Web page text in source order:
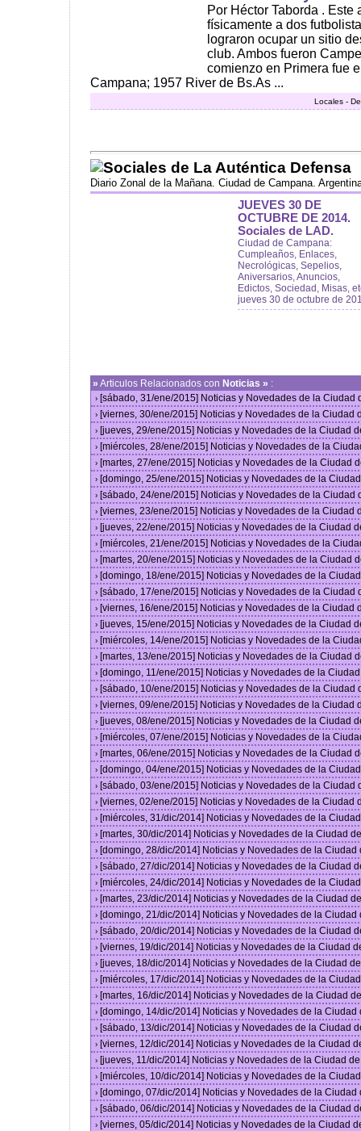
Por Héctor Taborda .
físicamente a dos
lograron ocupar un sitio
club. Ambos fueron
comienzo en Primera fue
Campana; 1957 River de Bs.As ...
Locales -
Sociales de La Auténtica Defensa
Diario Zonal de la Mañana. Ciudad de Campana.
JUEVES 30 DE
OCTUBRE DE 2014.
Sociales de LAD.
Ciudad de Campana:
Cumpleaños, Enlaces,
Necrológicas, Sepelios,
Aniversarios, Anuncios,
Edictos, Sociedad, Misas,
jueves 30 de octubre de
» Articulos Relacionados con Noticias » :
› [sábado, 31/ene/2015] Noticias y Novedades de la Ciudad
› [viernes, 30/ene/2015] Noticias y Novedades de la Ciudad
› [jueves, 29/ene/2015] Noticias y Novedades de la Ciudad
› [miércoles, 28/ene/2015] Noticias y Novedades de la
› [martes, 27/ene/2015] Noticias y Novedades de la Ciudad
› [domingo, 25/ene/2015] Noticias y Novedades de la
› [sábado, 24/ene/2015] Noticias y Novedades de la Ciudad
› [viernes, 23/ene/2015] Noticias y Novedades de la Ciudad
› [jueves, 22/ene/2015] Noticias y Novedades de la Ciudad
› [miércoles, 21/ene/2015] Noticias y Novedades de la
› [martes, 20/ene/2015] Noticias y Novedades de la Ciudad
› [domingo, 18/ene/2015] Noticias y Novedades de la
› [sábado, 17/ene/2015] Noticias y Novedades de la Ciudad
› [viernes, 16/ene/2015] Noticias y Novedades de la Ciudad
› [jueves, 15/ene/2015] Noticias y Novedades de la Ciudad
› [miércoles, 14/ene/2015] Noticias y Novedades de la
› [martes, 13/ene/2015] Noticias y Novedades de la Ciudad
› [domingo, 11/ene/2015] Noticias y Novedades de la
› [sábado, 10/ene/2015] Noticias y Novedades de la Ciudad
› [viernes, 09/ene/2015] Noticias y Novedades de la Ciudad
› [jueves, 08/ene/2015] Noticias y Novedades de la Ciudad
› [miércoles, 07/ene/2015] Noticias y Novedades de la
› [martes, 06/ene/2015] Noticias y Novedades de la Ciudad
› [domingo, 04/ene/2015] Noticias y Novedades de la
› [sábado, 03/ene/2015] Noticias y Novedades de la Ciudad
› [viernes, 02/ene/2015] Noticias y Novedades de la Ciudad
› [miércoles, 31/dic/2014] Noticias y Novedades de la
› [martes, 30/dic/2014] Noticias y Novedades de la Ciudad
› [domingo, 28/dic/2014] Noticias y Novedades de la
› [sábado, 27/dic/2014] Noticias y Novedades de la Ciudad
› [miércoles, 24/dic/2014] Noticias y Novedades de la
› [martes, 23/dic/2014] Noticias y Novedades de la Ciudad
› [domingo, 21/dic/2014] Noticias y Novedades de la
› [sábado, 20/dic/2014] Noticias y Novedades de la Ciudad
› [viernes, 19/dic/2014] Noticias y Novedades de la Ciudad
› [jueves, 18/dic/2014] Noticias y Novedades de la Ciudad
› [miércoles, 17/dic/2014] Noticias y Novedades de la
› [martes, 16/dic/2014] Noticias y Novedades de la Ciudad
› [domingo, 14/dic/2014] Noticias y Novedades de la
› [sábado, 13/dic/2014] Noticias y Novedades de la Ciudad
› [viernes, 12/dic/2014] Noticias y Novedades de la Ciudad
› [jueves, 11/dic/2014] Noticias y Novedades de la Ciudad
› [miércoles, 10/dic/2014] Noticias y Novedades de la
› [domingo, 07/dic/2014] Noticias y Novedades de la
› [sábado, 06/dic/2014] Noticias y Novedades de la Ciudad
› [viernes, 05/dic/2014] Noticias y Novedades de la Ciudad